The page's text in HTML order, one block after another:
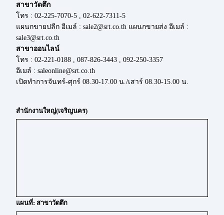
สาขาวัดตึก
โทร : 02-225-7070-5 , 02-622-7311-5
แผนกขายปลีก อีเมล์ : sale2@srt.co.th แผนกขายส่ง อีเมล์ :
sale3@srt.co.th
สาขาออนไลน์
โทร : 02-221-0188 , 087-826-3443 , 092-250-3357
อีเมล์ : saleonline@srt.co.th
เปิดทำการจันทร์-ศุกร์ 08.30-17.00 น./เสาร์ 08.30-15.00 น.
สำนักงานใหญ่(เจริญนคร)
แผนที่: สาขาวัดตึก